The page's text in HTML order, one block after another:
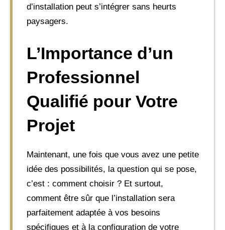
d’installation peut s’intégrer sans heurts
paysagers.
L’Importance d’un
Professionnel
Qualifié pour Votre
Projet
Maintenant, une fois que vous avez une petite
idée des possibilités, la question qui se pose,
c’est : comment choisir ? Et surtout,
comment être sûr que l’installation sera
parfaitement adaptée à vos besoins
spécifiques et à la configuration de votre